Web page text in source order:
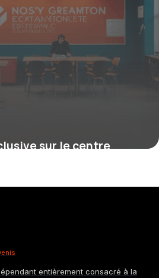
sur le centre
entièrement consacré à la